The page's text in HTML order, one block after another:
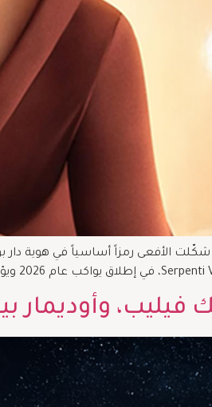
الأفعى رمزاً أساسياً في هوية دار
فيليب، وأوديمار